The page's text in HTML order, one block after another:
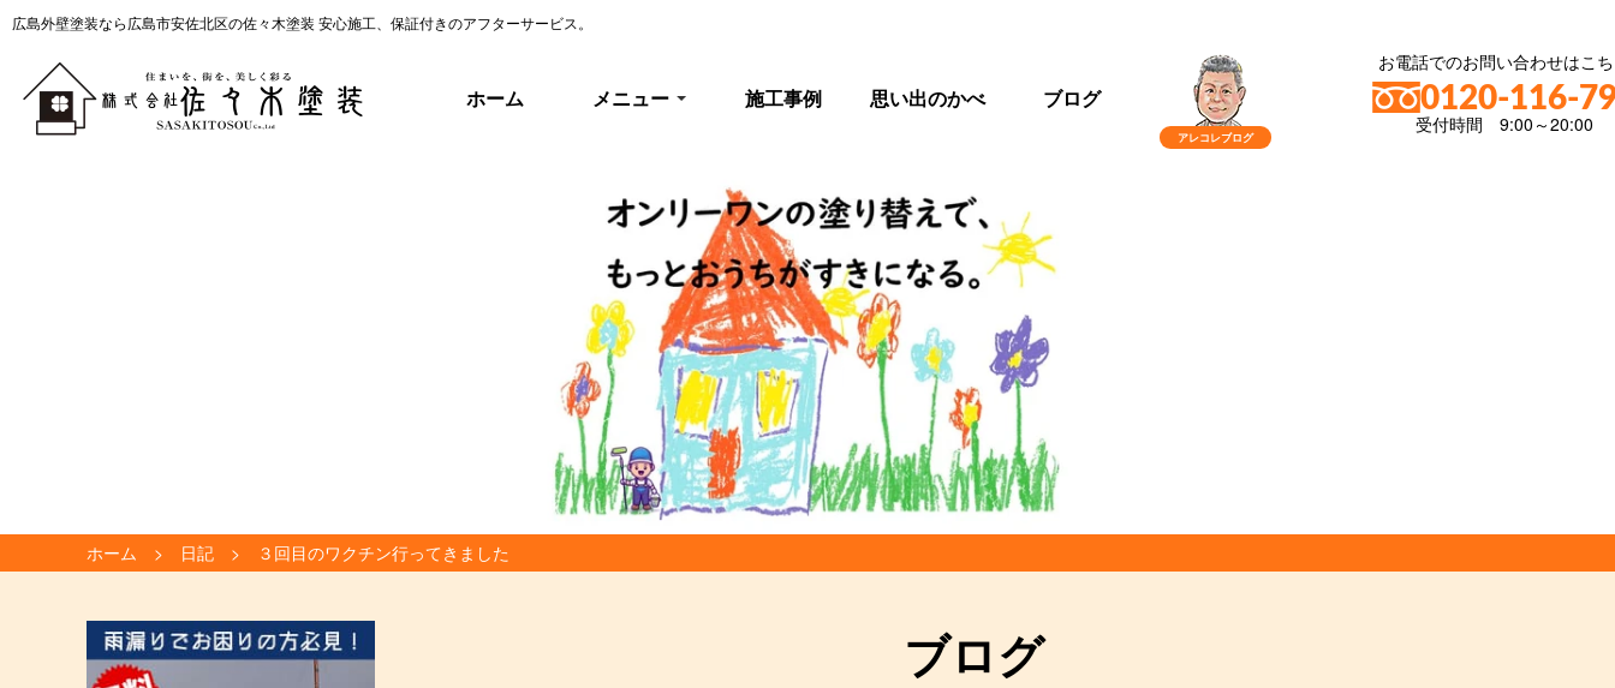
広島外壁塗装なら広島市安佐北区の佐々木塗装 安心施工、保証付きのアフターサービス。
ホーム メニュー 施工事例 思い出のかべ ブログ
お電話でのお問い合わせはこ
0120-116-
受付時間 9:00～20:00
ホーム 日記 ３回目のワクチン行ってきました
ブログ